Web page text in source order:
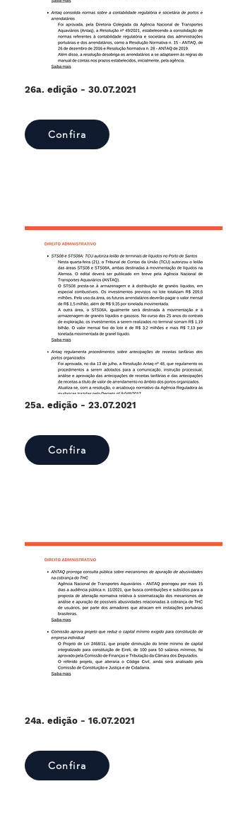
26a. edição - 30.07.2021
Confira
25a. edição - 23.07.2021
Confira
24a. edição - 16.07.2021
Confira